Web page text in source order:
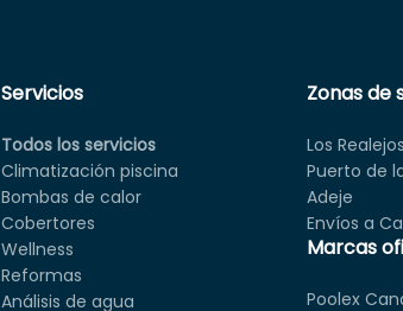
Servicios
Todos los servicios
Climatización piscina
Bombas de calor
Cobertores
Wellness
Reformas
Análisis de agua
Zonas de
Los Realejos
Puerto de
Adeje
Envíos a
Marcas
Poolex